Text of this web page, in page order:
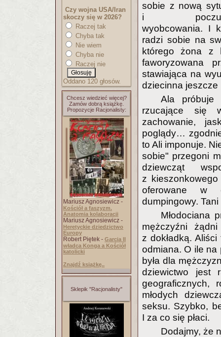
Czy wojna USA/Iran
skoczy się w 2026?
Raczej tak
Chyba tak
Nie wiem
Chyba nie
Raczej nie
Oddano 120 głosów.
Chcesz wiedzieć więcej?
Zamów dobrą książkę.
Propozycje Racjonalisty:
Mariusz Agnosiewicz -
Kościół a faszyzm.
Anatomia kolaboracji
Mariusz Agnosiewicz -
Heretyckie dziedzictwo
Europy
Robert Piętek - Garcia II
władca Konga a Kościół
katolicki
Znajdź książkę..
Sklepik "Racjonalisty"
sobie z nową
i
wyobcowania. I
radzi sobie na
którego żona z
faworyzowana
stawiająca na
dziecinna jeszcze
Ala próbuje
rzucające się
zachowanie,
poglądy…
to Ali imponuje.
sobie" przegoni
dziewcząt
z
oferowane w
dumpingowy.
Młodociana
mężczyźni
z dokładką.
odmiana. O ile na
była dla
dziewictwo jest
geograficznych,
młodych
seksu. Szybko,
I za co się płaci.
Dodajmy, że